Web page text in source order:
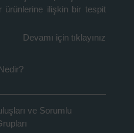
ürünlerine ilişkin bir tespit
Devamı için tıklayınız
ve Sorumlu